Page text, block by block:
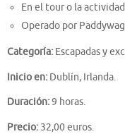
En el tour o la
Operado por
Categoría: Escapadas y
Inicio en: Dublín, Irlanda.
Duración:9 horas.
Precio: 32,00 euros.